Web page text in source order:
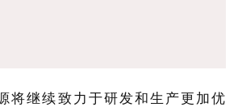
将继续致力于研发和生产更加优